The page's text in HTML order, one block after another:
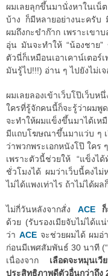
ผมเลยลุกขึ้นมานั่งหาในเ
บ้าง ก็มีหลายอย่างนะครับ
ผมถึงกะขำก๊าก เพราะเขา
อุ่น มันจะทำให้ “น้องชาย
ตัวนี่ก็เหมือนเอาเคาน์เตอ
มันรู้ไป!!!) อ่าน ๆ ไปยังไม่เ
ผมเลยลองเข้าเว็บโป๊เว็
ใครที่รู้จักคนนี้ก็จะรู้ว่าผมพู
จะทำให้ผมแข็งขึ้นมาได้เ
มีแถบโฆษณาขึ้นมาแว่บ ๆ
ว่าพวกพระเอกหนังโป๊ ใคร
เพราะตัวนี้ช่วยให้ “แข็งไ
ชั่วโมงได้ ผมว่าเว็บนี้คงไม่
ไม่ได้แพงเท่าไร ถ้าไม่ได้ผล
ไม่กี่วันหลังจากสั่ง ACE
ด้วย (รับรองเมียจับไม่ได้แ
ว่า ACEจะช่วยผมได้ ผมอ่
ก่อนมีเพศสัมพันธ์ 30 นาที
เนื่องจาก เลือดจะหมุนเ
ประสิทธิภาพดีตัวอื่นกว่าถึง